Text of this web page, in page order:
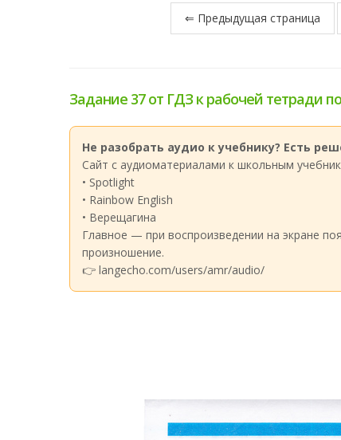
⇐ Предыдущая страница
Задание 37 от ГДЗ к рабочей тетради
Не разобрать аудио к учебнику? Есть
Сайт с аудиоматериалами к школьным
• Spotlight
• Rainbow English
• Верещагина
Главное — при воспроизведении на экране
произношение.
👉 langecho.com/users/amr/audio/